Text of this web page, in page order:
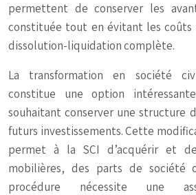
permettent de conserver les
constituée tout en évitant les coûts
dissolution-liquidation complète.
La transformation en société
constitue une option
souhaitant conserver une structure
futurs investissements. Cette
permet à la SCI d’acquérir et
mobilières, des parts de société
procédure nécessite une